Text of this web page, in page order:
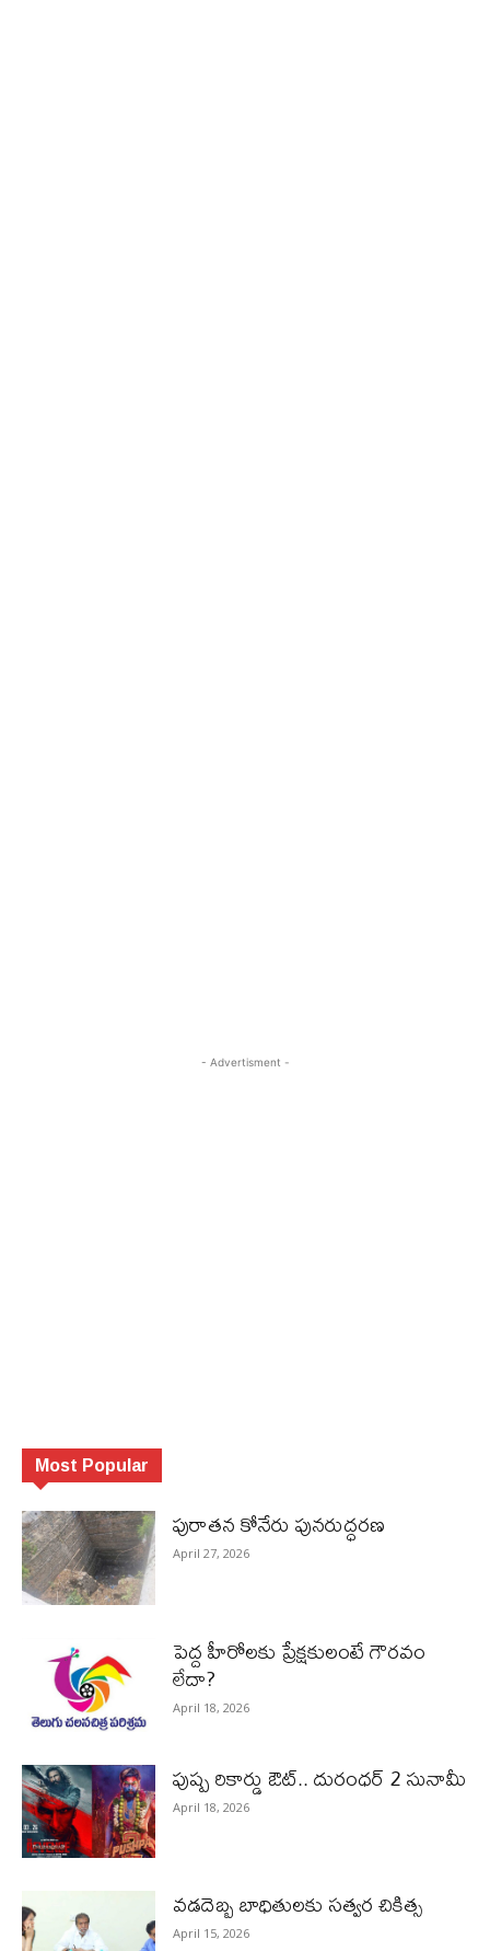
- Advertisment -
Most Popular
పురాత‌న కోనేరు పున‌రుద్ధ‌ర‌ణ
April 27, 2026
పెద్ద హీరోల‌కు ప్రేక్ష‌కులంటే గౌర‌వం
లేదా?
April 18, 2026
పుష్ప రికార్డు ఔట్‌.. దురంధ‌ర్ 2 సునామీ
April 18, 2026
వడదెబ్బ బాధితులకు సత్వర చికిత్స
April 15, 2026